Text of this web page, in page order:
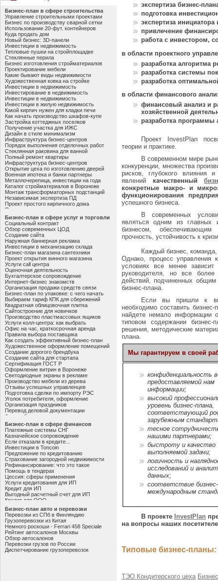
Бизнес-план в сфере строительства
Управление строительными проектами
Бизнес по производству сварной сетки
Использование 20-фут. контейнеров
Куда продать дом
Новый бизнес: 3D-панели
Инвестиции в недвижимость
Тепловые пушки на стройплощадке
Стеклянные перила
Бизнес изготовления стройматериалов
Проектирование мебели
Какие бывают виды недвижимости
Художественная ковка на стройке
Инвестиции в недвижимость
Инвестирование в недвижимость
Инвестиции в недвижимость
Инвестиции в жилую недвижимость
Какой кирпич нужен для кладки печи
Как начать производство шкафов-купе
Застройка коттеджных поселков
Получение участка для ИЖС
Дизайн в стиле минимализм
Инфраструктура бизнес-центров
Порядок выполнения отделочных работ
Стеклянная раковина для ванной
Полный ремонт квартиры
Инфраструктура бизнес-центров
Открытие цеха по изготовлению дверей
Военная ипотека и банки партнеры
Металлочерепица, инвестиции на года
Каталог стройматериалов в Воронеже
Монтаж трансформаторных подстанций
Независимая экспертиза ПД
Проект простого кирпичного дома
Производство кровельных материалов
Сооружение фундаментов
Сварка в строительстве
Офисы в Меркурий Сити
Сварные заборы
Строительство веранды
Осуществляем ремонт
Бизнес-план в сфере строительства
Полезное использование площади
Квартиры в Воронеже на сутки
Инвестиции в очистку воды
Выбор мягкой мебели для офиса и дома
Ипотека, отзывы
Аренда коммерческой недвижимости
Необходимость вступления в СРО
Инвестиции в строительство
Автоматический полив на участке
Спальные принадлежности
Контакторы переменного тока
Ремонт коттеджей
Продавцам лакокрасочных материалов
Оригинальные мебельные щиты
Страхование жилья в Москве
Кухни на заказ
Сетка сварная
Снижение влаги на стеклопакетах
Приобретение коттеджа в Подмосковье
Технический план жилого дома
Частному застройщику
Гидроизоляционные материалы
Выбор помещения для офиса
Перегородки из стекла
Сухие смеси для пола
Офисные перегородки
Сварочные инверторы
О секционном виде сеточного забора
Выбор газового котла
Доставка строительного песка
Качественная оконная фурнитура
Проводка после пожара
Современные геодезические приборы
Меблировка и дизайне интерьера
План эвакуации при пожаре
Окна REHAU BRILLANT
Геодезические изыскания
Артезианская скважина
Целесообразность применения полусфер
Виды металлических труб
Бизнес-план в сфере услуг и торговли
Социальный контракт
Обзор современных ЦОД
Создание сайта
Наружная баннерная реклама
Инвестиции в механизацию склада
Бизнес-план магазина сантехники
Проект открытия винного магазина
Услуги call центра
Оценочная деятельность
Бухгалтерское сопровождение
Интернет-бизнес знакомств
Организация продажи средств связи
Бизнес-план по упаковке: с чего начать
Выбираем тариф КПК для сбережений
Квадратная облицовочная плитка
Сайтостроение для новичков
Производство пластмассовых ящиков
Услуги колл-центра: как выбрать
Офис на час, краткосрочная аренда
Правила выбора поставщика
Как создать эффективный бизнес-план
Художественное оформление помещений
Создание дорогого брендбука
Создание сайта для стартапа
Сертификация ГОСТ Р
Оформление витрин в Воронеже
Светодиодные экраны в рекламе
Производство мебели из дерева
Отзывы успешных управленцев
Подготовка сделки по импорту РЭС
Уголок потребителя, оформление
Организация праздников
Перевод деловой документации
Аудит обслуживания клиентов
Изготовление листовок
Методика CRM
Менеджмент качества ISO 9001
Продвижение веб-сайта
Аромамаркетинг в торговле
Молодой бизнес на просторах сети
Сертификация продукции
Технологии производства мебели
Нюансы по открытию чебуречной
Успешный мебельный бизнес
Контроль доступа в домовладения
Особенности регистрации ООО
Преимущества рекламы в лифтах
CMS для интернет-магазина
Энергоэффективность как бизнес
Кондитерский бизнес
Продажа стандартной офисной мебели
Услуги ЧОП
Оформление торговых площадей
Гирудотерапия как бизнес
Изготовление табличек
Как открыть магазин шин
Бизнес-план в сфере финансов
Платежные системы СНГ
Казначейское сопровождение
Если отказали в кредите...
Инвестиции в Toncoin
Предложение по кредитованию
Страхование загородной недвижимости
Рефинансирование: что это такое
Помощь в тендерах
Цессия: сферы применения
Услуги кредитования для ИП
Кредит для ИП
Выгодный расчетный счет для ИП
Кредит для ООО
Скрипт приема платежей
Банковская гарантия для ФЗ 44
Открытие р/с для ООО
Корпоративная карта для бизнеса
Банковское обслуживание ООО
Приобретение готового бизнеса
Бизнес-образование
Куда вкладывать деньги
Бинарные опционы: основы торговли
Бизнес-план авто и перевозки
Перевозки из СПб в Финляндию
Грузоперевозки из Китая
Немного роскоши - Ferrari 458 Speciale
Рейтинг автосалонов Москвы
Обзор автосалонов
Перевозки грузов по России
Диспетчирование грузоперевозок
экспертиза бизнес-
подготовка
экспертиза
привлечение
работа с инвестором,
в области проектного
разработка алгоритма
разработка системы
разработка
в области финансового
финансовый анализ и
хозяйственной
разработка программы
Проект InvestPlan
теории и практике.
В современном мире
конкуренции, множества
рисков, глубокого влияния и
явлений качественный
конкретные макро- и
функционирования
успешного бизнеса.
В современных
являться одним из главных
бизнесом,
прочность, устойчивость к
Каждый бизнес,
Однако, процесс управления
условиях все менее
руководителя, но все
действий, подчиненных
бизнес-плана.
Если вы пришли к
необходимо составить
найдете немало информации
типовом содержании бизнес-
решения, методические
плана.
Мы гарантируем в своей
конфиденциальность
предоставляемой нам
информации;
высокий
уровень бизнес-плана,
соответствующий
зарубежным
тесное
нашими партнерами;
быстроту и качество
выполняемой задачи;
логичность и
исследований и
данных;
соответствие
международным
В проекте InvestPlan
на вопросы наших
Типовые бизнес-планы:
ТЭО Кондитерского цеха